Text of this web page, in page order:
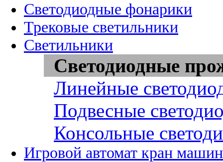
Светодиодные фонарики
Трековые светильники
Светильники
Светодиодные
Линейные
Подвесные
Консольные
Игровой автомат кран